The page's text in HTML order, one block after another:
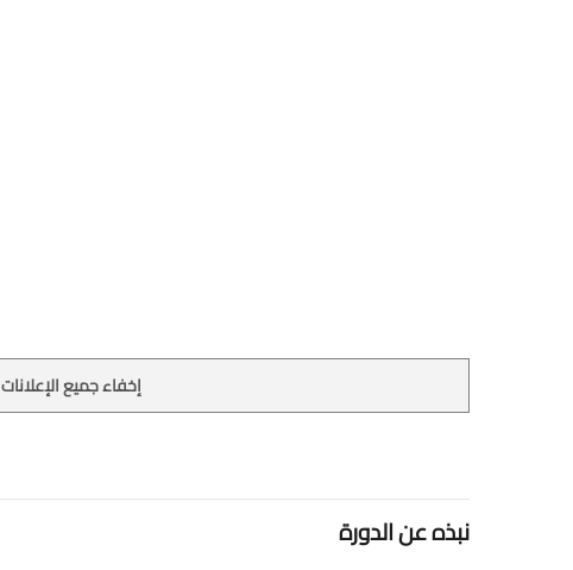
إخفاء جميع الإعلانات
نبذه عن الدورة